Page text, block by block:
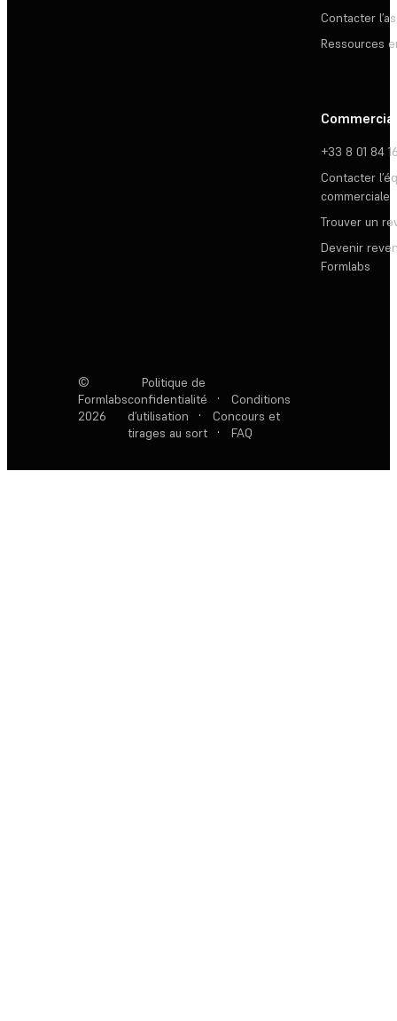
Contacter
Ressources
Commercial
+33 8 01 84
Contacter
commerciale
Trouver un
Devenir
Formlabs
©
Formlabs
2026
Politique de
confidentialité
·
Conditions
d’utilisation
·
Concours et
tirages au sort
· FAQ